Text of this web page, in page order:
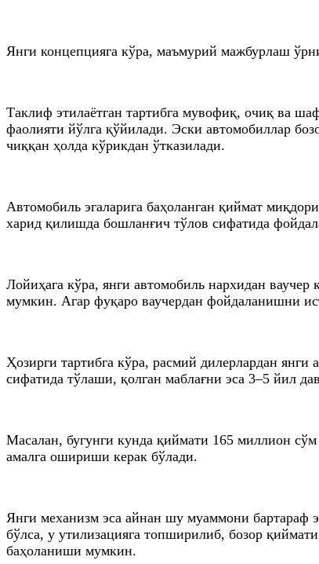
Янги концепцияга кўра, маъмурий мажбурлаш
Таклиф этилаётган тартибга мувофиқ, очиқ ва
фаолияти йўлга қўйилади. Эски автомобиллар
чиққан ҳолда кўрикдан ўтказилади.
Автомобиль эгаларига баҳоланган қиймат
харид қилишда бошланғич тўлов сифатида
Лойиҳага кўра, янги автомобиль нархидан
мумкин. Агар фуқаро ваучердан фойдаланишни
Ҳозирги тартибга кўра, расмий дилерлардан
сифатида тўлаши, қолган маблағни эса 3–5 йил
Масалан, бугунги кунда қиймати 165 миллион
амалга ошириши керак бўлади.
Янги механизм эса айнан шу муаммони бартараф
бўлса, у утилизацияга топширилиб, бозор
баҳоланиши мумкин.